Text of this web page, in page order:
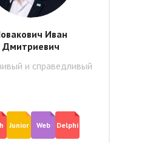
Иван
Дмитриевич
и справедливый
Junior Web Delphi